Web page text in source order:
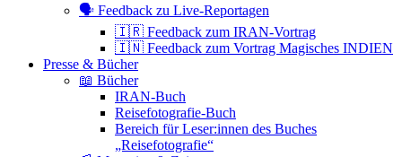
🗣 Feedback zu Live-Reportagen
🇮🇷 Feedback zum IRAN-Vortrag
🇮🇳 Feedback zum Vortrag Magisches INDIEN
Presse & Bücher
📖 Bücher
IRAN-Buch
Reisefotografie-Buch
Bereich für Leser:innen des Buches
„Reisefotografie“